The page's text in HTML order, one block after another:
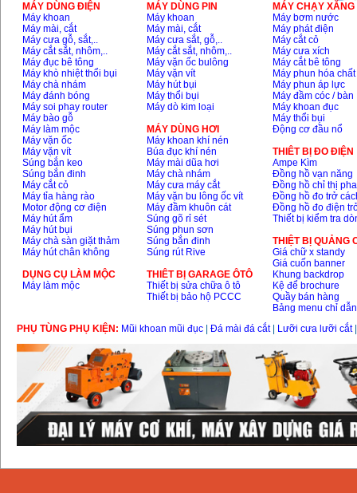
MÁY DÙNG ĐIỆN
Máy khoan
Máy mài, cắt
Máy cưa gỗ, sắt,..
Máy cắt sắt, nhôm,..
Máy đục bê tông
Máy khò nhiệt thổi bụi
Máy chà nhám
Máy đánh bóng
Máy soi phay router
Máy bào gỗ
Máy làm mộc
Máy vặn ốc
Máy vặn vít
Súng bắn keo
Súng bắn đinh
Máy cắt cỏ
Máy tỉa hàng rào
Motor động cơ điện
Máy hút ẩm
Máy hút bụi
Máy chà sàn giặt thảm
Máy hút chân không
DỤNG CỤ LÀM MỘC
Máy làm mộc
MÁY DÙNG PIN
Máy khoan
Máy mài, cắt
Máy cưa sắt, gỗ,..
Máy cắt sắt, nhôm,..
Máy vặn ốc bulông
Máy vặn vít
Máy hút bụi
Máy thổi bụi
Máy dò kim loại
MÁY DÙNG HƠI
Máy khoan khí nén
Búa đục khí nén
Máy mài dũa hơi
Máy chà nhám
Máy cưa máy cắt
Máy vặn bu lông ốc vít
Máy đầm khuôn cát
Súng gõ rỉ sét
Súng phun sơn
Súng bắn đinh
Súng rút Rive
THIÊT BỊ GARAGE ÔTÔ
Thiết bị sửa chữa ô tô
Thiết bị bảo hộ PCCC
MÁY CHẠY
Máy bơm nước
Máy phát điện
Máy cắt cỏ
Máy cưa xích
Máy cắt bê tông
Máy phun hóa chất
Máy phun áp lực
Máy đầm cóc / bàn
Máy khoan đục
Máy thổi bụi
Động cơ đầu nổ
THIÊT BỊ ĐO ĐIỆN
Ampe Kìm
Đồng hồ vạn năng
Đồng hồ chỉ thị pha
Đồng hồ đo trở
Đồng hồ đo điện
Thiết bị kiểm tra
THIỆT BỊ QUẢNG
Giá chữ x standy
Giá cuốn banner
Khung backdrop
Kệ để brochure
Quầy bán hàng
Bảng menu chỉ dẫn
PHỤ TÙNG PHỤ KIỆN: Mũi khoan mũi đục Đá mài đá cắt| Lưỡi cưa lưỡi cắt